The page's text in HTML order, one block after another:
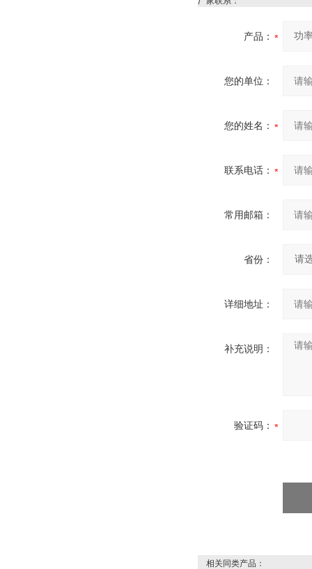
产品：
您的单位：
您的姓名：
联系电话：
常用邮箱：
省份：
详细地址：
补充说明：
验证码：
相关同类产品：